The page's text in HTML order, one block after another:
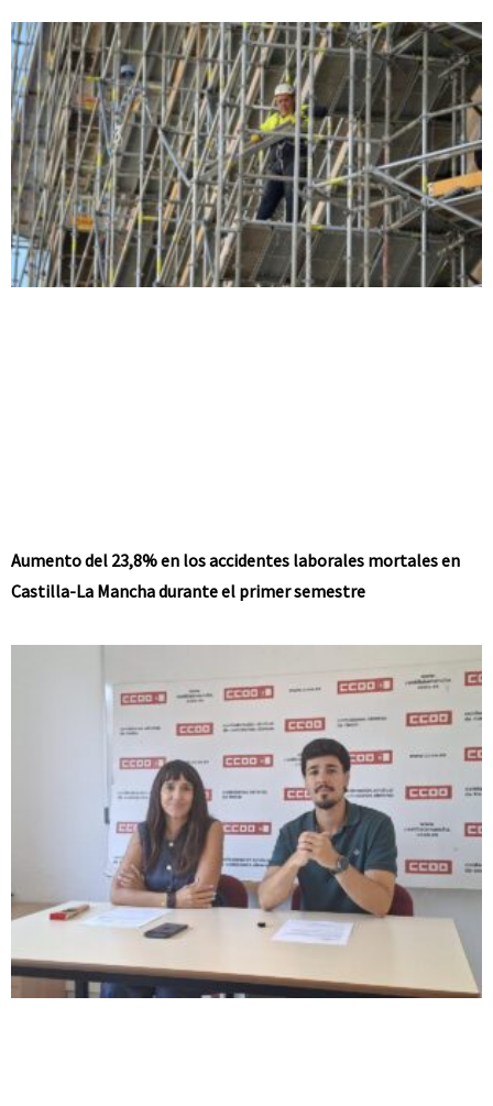
Aumento del 23,8% en los accidentes laborales mortales en
Castilla-La Mancha durante el primer semestre